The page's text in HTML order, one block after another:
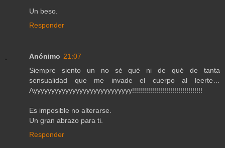
Un beso.
Responder
Anónimo 21:07
Siempre siento un no sé qué ni de qué de tanta
sensualidad que me invade el cuerpo al leerte…
Ayyyyyyyyyyyyyyyyyyyyyyyyyyyy!!!!!!!!!!!!!!!!!!!!!!!!!!!!!!!!!!!
Es imposible no alterarse.
Un gran abrazo para ti.
Responder